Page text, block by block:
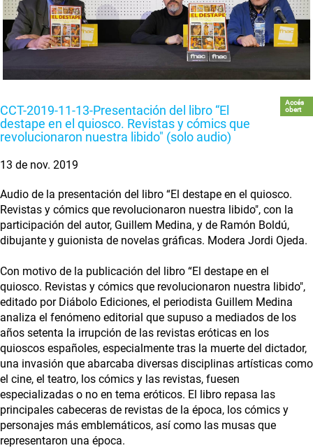
CCT-2019-11-13-Presentación del libro “El
destape en el quiosco. Revistas y cómics que
revolucionaron nuestra libido" (solo audio)
Accés
obert
13 de nov. 2019
Audio de la presentación del libro “El destape en el quiosco.
Revistas y cómics que revolucionaron nuestra libido", con la
participación del autor, Guillem Medina, y de Ramón Boldú,
dibujante y guionista de novelas gráficas. Modera Jordi Ojeda.
Con motivo de la publicación del libro “El destape en el
quiosco. Revistas y cómics que revolucionaron nuestra libido",
editado por Diábolo Ediciones, el periodista Guillem Medina
analiza el fenómeno editorial que supuso a mediados de los
años setenta la irrupción de las revistas eróticas en los
quioscos españoles, especialmente tras la muerte del dictador,
una invasión que abarcaba diversas disciplinas artísticas como
el cine, el teatro, los cómics y las revistas, fuesen
especializadas o no en tema eróticos. El libro repasa las
principales cabeceras de revistas de la época, los cómics y
personajes más emblemáticos, así como las musas que
representaron una época.